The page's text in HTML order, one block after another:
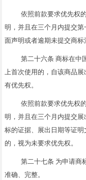
依照前款要求优先权
明，并且在三个月内提交
面声明或者逾期未提交商标
第二十六条 商标在中
上首次使用的，自该商品
有优先权。
依照前款要求优先权
明，并且在三个月内提交
标的证据、展出日期等证
的，视为未要求优先权。
第二十七条 为申请商
准确、完整。